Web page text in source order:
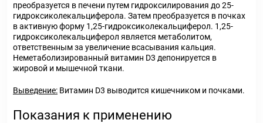
преобразуется в печени путем гидроксилирования до 25-
гидроксиколекальциферола. Затем преобразуется в почках
в активную форму 1,25-гидроксиколекальциферол. 1,25-
гидроксиколекальциферол является метаболитом,
ответственным за увеличение всасывания кальция.
Неметаболизированный витамин D3 депонируется в
жировой и мышечной ткани.
Выведение: Витамин D3 выводится кишечником и почками.
Показания к применению